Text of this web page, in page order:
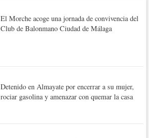
El Morche acoge una jornada de convivencia del
Club de Balonmano Ciudad de Málaga
Detenido en Almayate por encerrar a su mujer,
rociar gasolina y amenazar con quemar la casa